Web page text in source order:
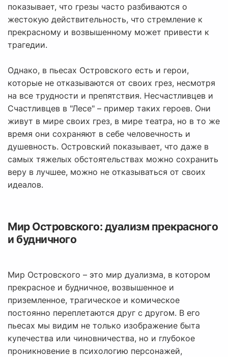
показывает, что грезы часто разбиваются о
жестокую действительность, что стремление к
прекрасному и возвышенному может привести к
трагедии.
Однако, в пьесах Островского есть и герои,
которые не отказываются от своих грез, несмотря
на все трудности и препятствия. Несчастливцев и
Счастливцев в "Лесе" – пример таких героев. Они
живут в мире своих грез, в мире театра, но в то же
время они сохраняют в себе человечность и
душевность. Островский показывает, что даже в
самых тяжелых обстоятельствах можно сохранить
веру в лучшее, можно не отказываться от своих
идеалов.
Мир Островского: дуализм прекрасного
и будничного
Мир Островского – это мир дуализма, в котором
прекрасное и будничное, возвышенное и
приземленное, трагическое и комическое
постоянно переплетаются друг с другом. В его
пьесах мы видим не только изображение быта
купечества или чиновничества, но и глубокое
проникновение в психологию персонажей,